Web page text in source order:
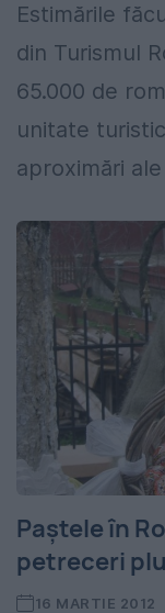
Estimările
din Turismul
65.000 de
unitate
aproximări
Paştele în
petreceri
16 MARTIE 2012